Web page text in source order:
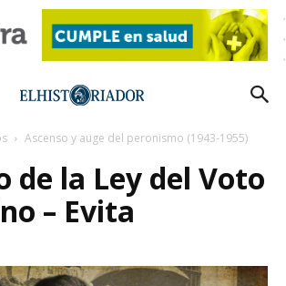
Ascenso y auge del peronismo (1943-1955)
de la Ley del Voto
– Evita